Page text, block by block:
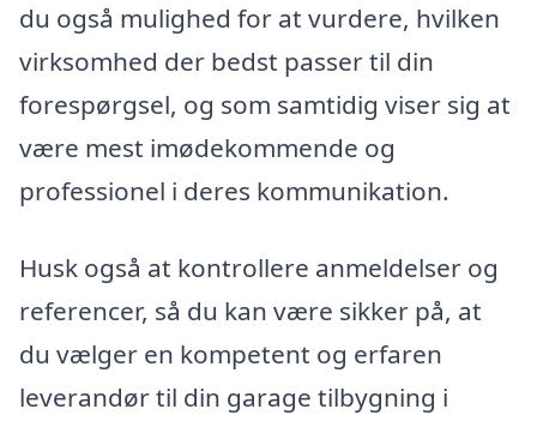
du også mulighed for at vurdere, hvilken
virksomhed der bedst passer til din
forespørgsel, og som samtidig viser sig at
være mest imødekommende og
professionel i deres kommunikation.
Husk også at kontrollere anmeldelser og
referencer, så du kan være sikker på, at
du vælger en kompetent og erfaren
leverandør til din garage tilbygning i